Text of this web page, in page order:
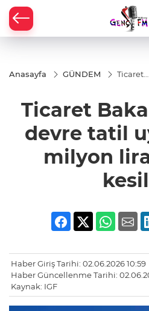
Anasayfa GÜNDEM
Ticaret
uyarısı!
milyon
Ticaret
devre tatil
milyon
Haber Giriş Tarihi: 02.06.2026 10:59
Haber Güncellenme Tarihi:
Kaynak: IGF